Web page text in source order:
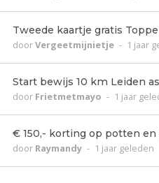
Tweede kaartje gratis
doorVergeetmijnietje - 1 jaar
Start bewijs 10 km Leiden
door Frietmetmayo - 1 jaar
€ 150,- korting op potten en
door Raymandy - 1 jaar geleden